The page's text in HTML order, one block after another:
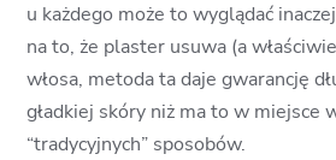
u każdego może to wyglądać
na to, że plaster usuwa (a
włosa, metoda ta daje gwarancję
gładkiej skóry niż ma to w miejsce
“tradycyjnych” sposobów.